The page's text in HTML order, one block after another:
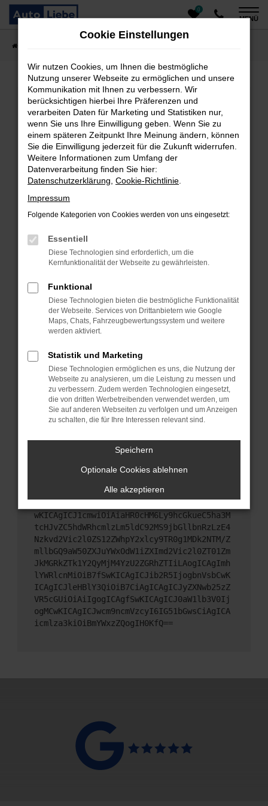
Zum
Hauptinhalt
0
MENÜ
Fehler: Network Error
Beim Laden ist ein Fehler aufgetreten.
Hier sind ein paar Tipps, die dir helfen können:
Überprüfe deine Firewall und deine
Internetverbindung.
Laden andere Webseiten, zum Beispiel deine
Suchmaschine?
Prüfe deine Browsererweiterungen.
das Laden bestimmter Seiten verhindern.
Funktioniert die Seite in einem anderen Browser
oder in einem privaten Fenster?
Das kann manchmal helfen, vorübergehende
Probleme zu beheben.
Stelle sicher, dass dein Browser und dein
Betriebssystem auf dem neuesten Stand sind.
Sicherheitsrisiko, sondern kann auch dazu führen,
dass bestimmte Funktionen nicht mehr
unterstützt werden.
Wende dich an den Webseitenbetreiber.
Wenn du alle oben genannten Schritte versucht
hast, kontaktiere uns bitte. Wir werden versuchen,
das Problem zu beheben. Du kannst uns diesen
Text schicken, um uns bei der Fehlersuche zu
unterstützen:
ewogICJuYW1lIjogIk5ldHdvcmtFcnJvciIsCiAgI
mNvbmZpZyI6IHsKICAgICJtZXRob2QiOiAiR0VUIi
wKICAgICJ1cmwiOiAiaHR0cHM6Ly9hcGkueC5ha3M
tcHJvZC5hdWRhcmlzLm5ldC92MS9jbGllbnRzLzE4
Nzkvd2Vic2l0ZS12ZWhpY2xlcy9TR0g1MDk2NTM/Z
mllbGQ9aW50ZXJuYWxOdW1iZXImd2Vic2l0ZT01Zm
JkMGRkZTk1Y2QyMjM4YzU2ZGRhZTIiLAogICAgImh
lYWRlcnMiOiB7fSwKICAgICJib2R5IjogbnVsbCwK
ICAgICJleHBlY3QiOiB7CiAgICAgICJyZXNwb25zZ
VR5cGUiOiAiIgogICAgfSwKICAgICJ0aW1lb3V0Ij
ogMCwKICAgICJwcm9ncmVzcyI6IG51bGwsCiAgICA
icmlza3kiOiBmYWxzZQogIH0KfQ==
Cookie Einstellungen
Wir nutzen Cookies, um Ihnen die bestmögliche
Nutzung unserer Webseite zu ermöglichen und unsere
Kommunikation mit Ihnen zu verbessern. Wir
berücksichtigen hierbei Ihre Präferenzen und
verarbeiten Daten für Marketing und Statistiken nur,
wenn Sie uns Ihre Einwilligung geben. Wenn Sie zu
einem späteren Zeitpunkt Ihre Meinung ändern, können
Sie die Einwilligung jederzeit für die Zukunft widerrufen.
Weitere Informationen zum Umfang der
Datenverarbeitung finden Sie hier:
Datenschutzerklärung Cookie-Richtlinie
Impressum
Folgende Kategorien von Cookies werden von uns eingesetzt:
Essentiell
Diese Technologien sind erforderlich, um die
Kernfunktionalität der Webseite zu gewährleisten.
Funktional
Diese Technologien bieten die bestmögliche Funktionalität
der Webseite. Services von Drittanbietern wie Google
Maps, Chats, Fahrzeugbewertungssystem und weitere
werden aktiviert.
Statistik und Marketing
Diese Technologien ermöglichen es uns, die Nutzung der
Webseite zu analysieren, um die Leistung zu messen und
zu verbessern. Zudem werden Technologien eingesetzt,
die von dritten Werbetreibenden verwendet werden, um
Sie auf anderen Webseiten zu verfolgen und um Anzeigen
zu schalten, die für Ihre Interessen relevant sind.
Speichern
Optionale Cookies ablehnen
Alle akzeptieren